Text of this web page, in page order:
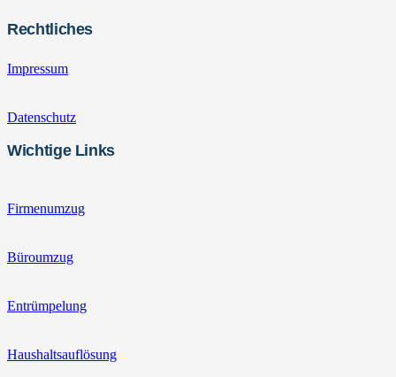
Rechtliches
Impressum
Datenschutz
Wichtige Links
Firmenumzug
Büroumzug
Entrümpelung
Haushaltsauflösung